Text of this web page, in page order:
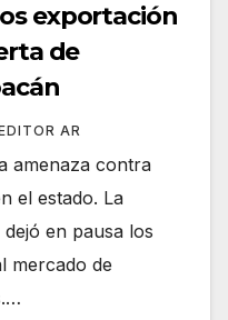
exportación
de
AR
amenaza contra
el estado. La
en pausa los
mercado de